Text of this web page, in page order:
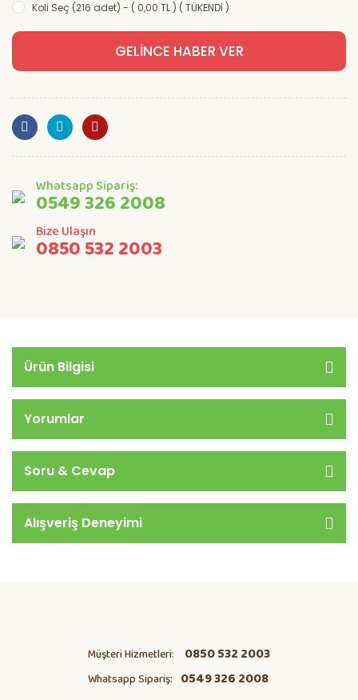
Koli Seç (216 adet) - ( 0,00 TL ) ( TÜKENDİ )
GELİNCE HABER VER
Whatsapp Sipariş:
0549 326 2008
Bize Ulaşın
0850 532 2003
Ürün Bilgisi
Yorumlar
Soru & Cevap
Alışveriş Deneyimi
Müşteri Hizmetleri: 0850 532 2003
Whatsapp Sipariş: 0549 326 2008